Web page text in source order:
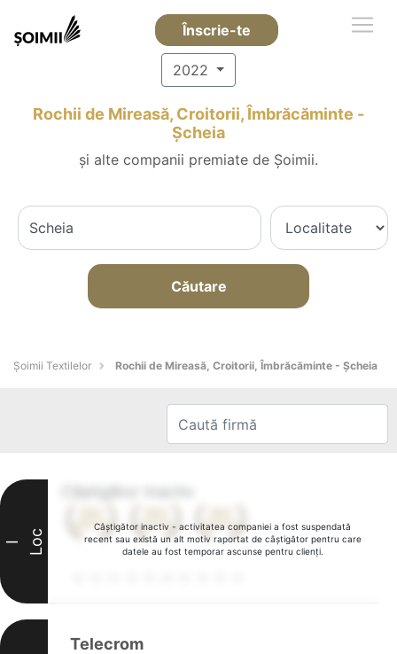
Înscrie-te
2022
Rochii de Mireasă, Croitorii, Îmbrăcăminte -
Şcheia
și alte companii premiate de Șoimii.
Căutare
Șoimii Textilelor Rochii de Mireasă, Croitorii, Îmbrăcăminte - Şcheia
Câștigător inactiv - activitatea companiei a fost suspendată
recent sau există un alt motiv raportat de câștigător pentru care
datele au fost temporar ascunse pentru clienți.
I Loc
Telecrom